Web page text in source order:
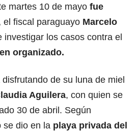
martes 10 de mayo fue
el fiscal paraguayo Marcelo
investigar los casos contra el
organizado.
de su luna de miel
Aguilera, con quien se
30 de abril. Según
se dio en la playa privada del